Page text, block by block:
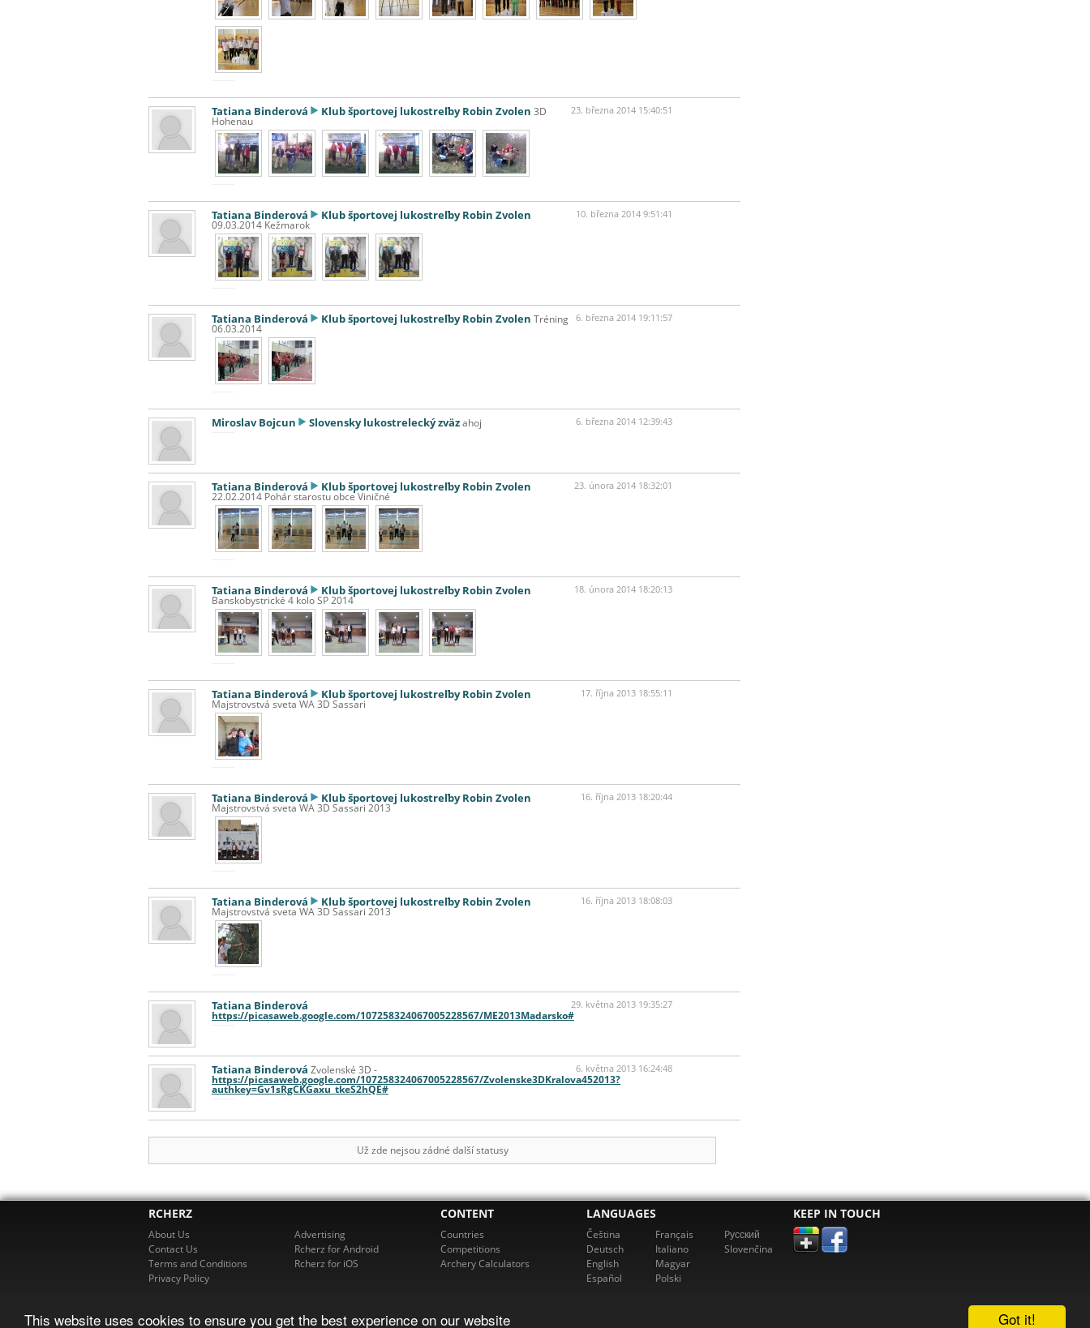
Got it!
This website uses cookies to ensure you get the best experience on our website
Tatiana Binderová Klub športovej lukostreľby Robin Zvolen 23. března 2014 15:40:51
3D
Hohenau
Tatiana Binderová Klub športovej lukostreľby Robin Zvolen 10. března 2014 9:51:41
09.03.2014 Kežmarok
Tatiana Binderová Klub športovej lukostreľby Robin Zvolen 6. března 2014 19:11:57
Tréning
06.03.2014
Miroslav Bojcun Slovensky lukostrelecký zväz 6. března 2014 12:39:43
ahoj
Tatiana Binderová Klub športovej lukostreľby Robin Zvolen 23. února 2014 18:32:01
22.02.2014 Pohár starostu obce Viničné
Tatiana Binderová Klub športovej lukostreľby Robin Zvolen 18. února 2014 18:20:13
Banskobystrické 4 kolo SP 2014
Tatiana Binderová Klub športovej lukostreľby Robin Zvolen 17. října 2013 18:55:11
Majstrovstvá sveta WA 3D Sassari
Tatiana Binderová Klub športovej lukostreľby Robin Zvolen 16. října 2013 18:20:44
Majstrovstvá sveta WA 3D Sassari 2013
Tatiana Binderová Klub športovej lukostreľby Robin Zvolen 16. října 2013 18:08:03
Majstrovstvá sveta WA 3D Sassari 2013
Tatiana Binderová 29. května 2013 19:35:27
https://picasaweb.google.com/107258324067005228567/ME2013Madarsko#
Tatiana Binderová 6. května 2013 16:24:48
Zvolenské 3D -
https://picasaweb.google.com/107258324067005228567/Zvolenske3DKralova452013?
authkey=Gv1sRgCKGaxu_tkeS2hQE#
Už zde nejsou zádné další statusy
RCHERZ
About Us
Contact Us
Terms and Conditions
Privacy Policy
Advertising
Rcherz for Android
Rcherz for iOS
CONTENT
Countries
Competitions
Archery Calculators
LANGUAGES
Čeština
Deutsch
English
Español
Français
Italiano
Magyar
Polski
Pусский
Slovenčina
KEEP IN TOUCH
© 2026 Rcherz. All rights reserved. For more information please email us at